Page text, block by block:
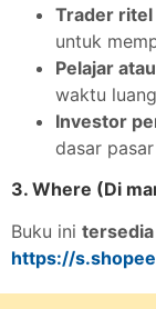
Trader ritel
untuk
Pelajar
waktu
Investor
dasar
3. Where (Di
Buku ini tersedia
https://